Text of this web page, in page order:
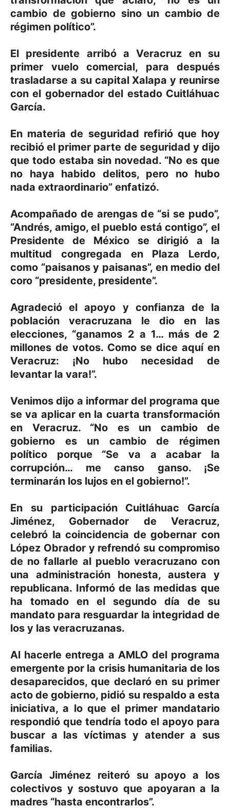
cambio de gobierno sino un cambio de
régimen político”.
El presidente arribó a Veracruz en su
primer vuelo comercial, para después
trasladarse a su capital Xalapa y reunirse
con el gobernador del estado Cuitláhuac
García.
En materia de seguridad refirió que hoy
recibió el primer parte de seguridad y dijo
que todo estaba sin novedad. “No es que
no haya habido delitos, pero no hubo
nada extraordinario” enfatizó.
Acompañado de arengas de “si se pudo”,
“Andrés, amigo, el pueblo está contigo”, el
Presidente de México se dirigió a la
multitud congregada en Plaza Lerdo,
como “paisanos y paisanas”, en medio del
coro “presidente, presidente”.
Agradeció el apoyo y confianza de la
población veracruzana le dio en las
elecciones, “ganamos 2 a 1… más de 2
millones de votos. Como se dice aquí en
Veracruz: ¡No hubo necesidad de
levantar la vara!”.
Venimos dijo a informar del programa que
se va aplicar en la cuarta transformación
en Veracruz. “No es un cambio de
gobierno es un cambio de régimen
político porque “Se va a acabar la
corrupción… me canso ganso. ¡Se
terminarán los lujos en el gobierno!”.
En su participación Cuitláhuac García
Jiménez, Gobernador de Veracruz,
celebró la coincidencia de gobernar con
López Obrador y refrendó su compromiso
de no fallarle al pueblo veracruzano con
una administración honesta, austera y
republicana. Informó de las medidas que
ha tomado en el segundo día de su
mandato para resguardar la integridad de
los y las veracruzanas.
Al hacerle entrega a AMLO del programa
emergente por la crisis humanitaria de los
desaparecidos, que declaró en su primer
acto de gobierno, pidió su respaldo a esta
iniciativa, a lo que el primer mandatario
respondió que tendría todo el apoyo para
buscar a las víctimas y atender a sus
familias.
García Jiménez reiteró su apoyo a los
colectivos y sostuvo que apoyaran a la
madres “hasta encontrarlos”.